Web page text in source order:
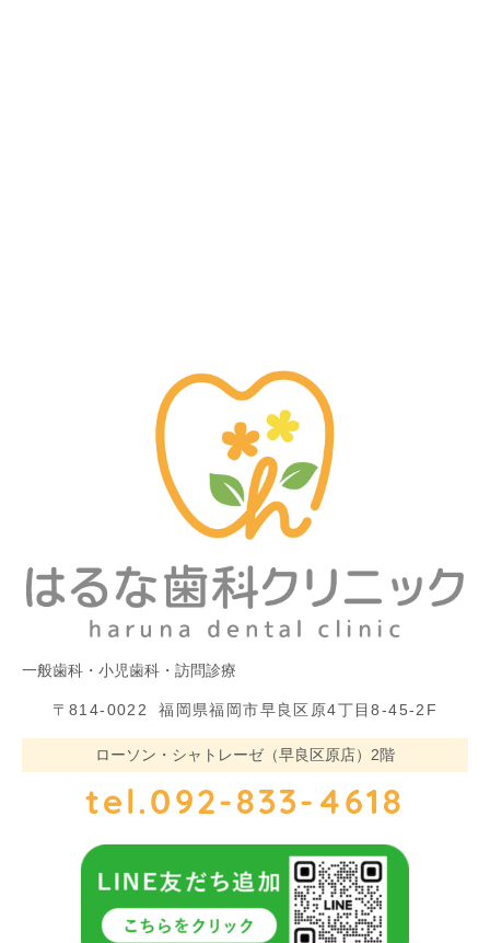
一般歯科・小児歯科・訪問診療
〒814-0022 福岡県福岡市早良区原4丁目8-45-2F
ローソン・シャトレーゼ（早良区原店）2階
tel.092-833-4618